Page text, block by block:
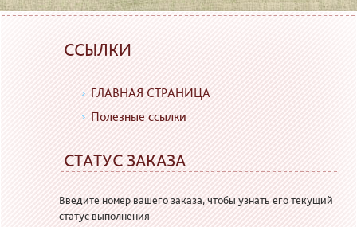
ССЫЛКИ
ГЛАВНАЯ СТРАНИЦА
Полезные ссылки
СТАТУС ЗАКАЗА
Введите номер вашего заказа, чтобы узнать его текущий
статус выполнения